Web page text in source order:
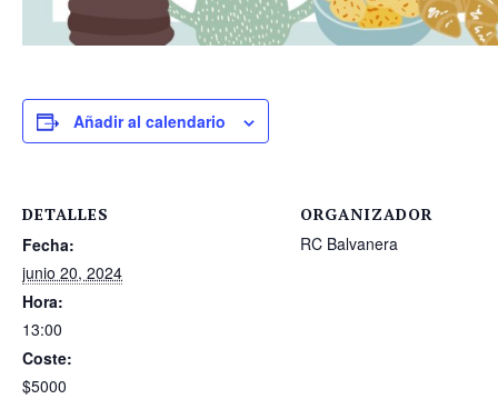
Añadir al calendario
DETALLES
Fecha:
junio 20, 2024
Hora:
13:00
Coste:
$5000
ORGANIZADOR
RC Balvanera